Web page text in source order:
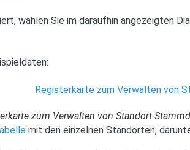
wählen Sie im daraufhin angezeigten
zum Verwalten von Standort-
mit den einzelnen Standorten,